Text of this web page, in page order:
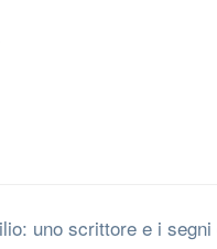
uno scrittore e i segni